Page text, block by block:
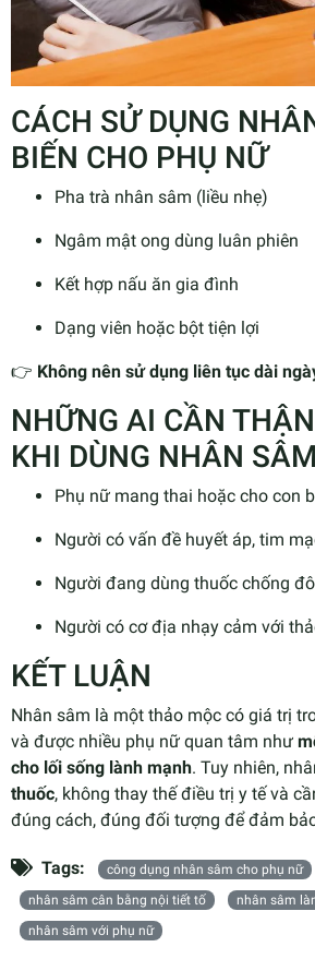
CÁCH SỬ DỤNG
BIẾN CHO PHỤ NỮ
Pha trà nhân sâm (liều nhẹ)
Ngâm mật ong dùng luân phiên
Kết hợp nấu ăn gia đình
Dạng viên hoặc bột tiện lợi
👉 Không nên sử dụng liên tục dài
NHỮNG AI CẦN
KHI DÙNG NHÂN
Phụ nữ mang thai hoặc cho con
Người có vấn đề huyết áp, tim
Người đang dùng thuốc chống
Người có cơ địa nhạy cảm với
KẾT LUẬN
Nhân sâm là một thảo mộc có giá trị
và được nhiều phụ nữ quan tâm như
cho lối sống lành mạnh. Tuy nhiên,
thuốc, không thay thế điều trị y tế và
đúng cách, đúng đối tượng để đảm
Tags: công dụng nhân sâm cho phụ nữ
nhân sâm cân bằng nội tiết tố
nhân sâm
nhân sâm với phụ nữ